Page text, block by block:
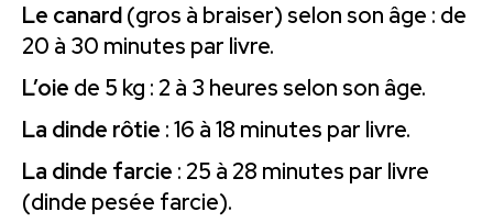
Le canard(gros à braiser) selon son âge : de
20 à 30 minutes par livre.
L’oie de 5 kg : 2 à 3 heures selon son âge.
La dinde rôtie : 16 à 18 minutes par livre.
La dinde farcie : 25 à 28 minutes par livre
(dinde pesée farcie).